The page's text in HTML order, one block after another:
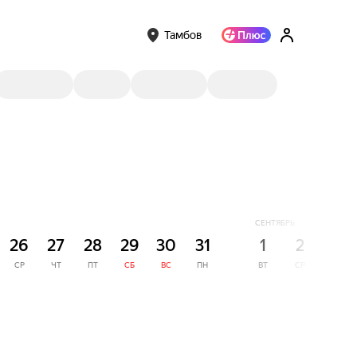
Тамбов
26
СР
27
ЧТ
28
ПТ
29
СБ
30
ВС
31
ПН
СЕНТЯБРЬ
1
ВТ
2